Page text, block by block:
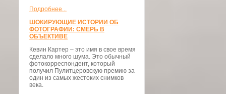
Подробнее...
ШОКИРУЮЩИЕ ИСТОРИИ ОБ
ФОТОГРАФИИ: СМЕРЬ В
ОБЪЕКТИВЕ
Кевин Картер – это имя в свое время
сделало много шума. Это обычный
фотокорреспондент, который
получил Пулитцеровскую премию за
один из самых жестоких снимков
века.